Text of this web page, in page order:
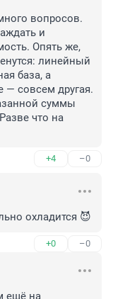
вопросов.
и
Опять же,
линейный
база, а
— совсем другая.
суммы
что на
+4 –0
охладится 😈
+0 –0
ещё на